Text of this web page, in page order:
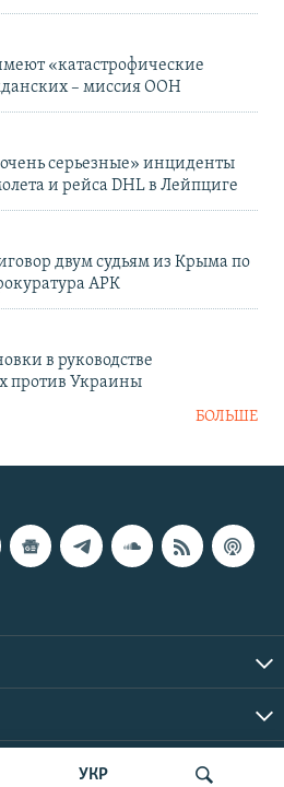
УКР
«катастрофические
– миссия ООН
серьезные» инциденты
и рейса DHL в Лейпциге
двум судьям из Крыма по
АРК
в руководстве
против Украины
БОЛЬШЕ
2026 | Все права защищены.